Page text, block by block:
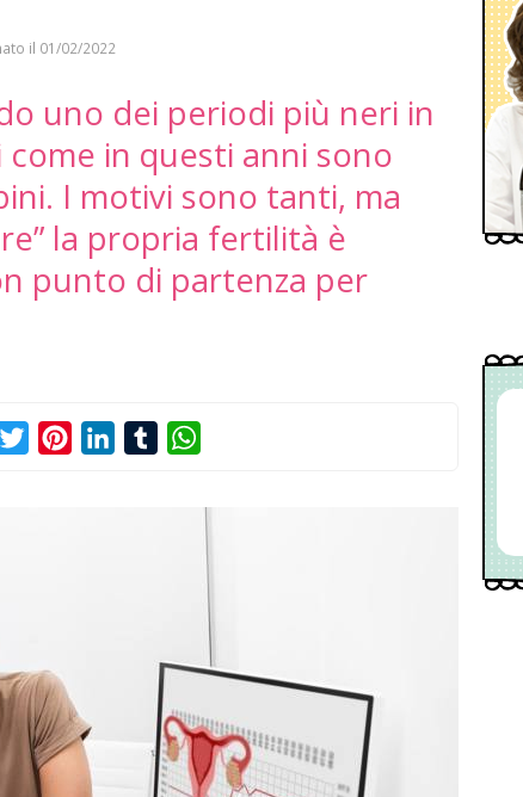
il 01/02/2022
uno dei periodi più neri in
in questi anni sono
I motivi sono tanti, ma
la propria fertilità è
punto di partenza per
TwitterPinterestLinkedInTumblr